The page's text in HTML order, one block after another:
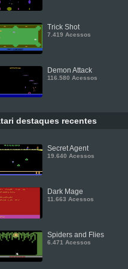
Trick Shot
7.419 Acessos
Demon Attack
116.580 Acessos
destaques recentes
Secret Agent
19.640 Acessos
Dark Mage
11.663 Acessos
Spiders and Flies
6.471 Acessos